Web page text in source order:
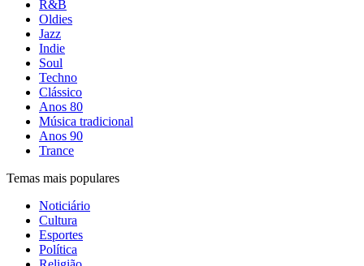
R&B
Oldies
Jazz
Indie
Soul
Techno
Clássico
Anos 80
Música tradicional
Anos 90
Trance
Temas mais populares
Noticiário
Cultura
Esportes
Política